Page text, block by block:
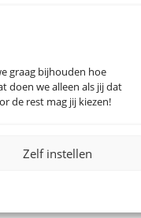
graag bijhouden hoe
doen we alleen als jij dat
de rest mag jij kiezen!
Zelf instellen